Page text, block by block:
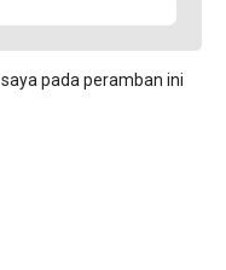
pada peramban ini